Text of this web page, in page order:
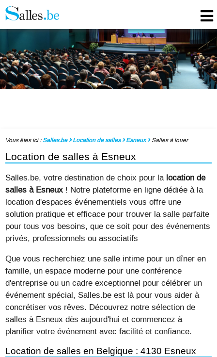
Vous êtes ici : Salles.be Location de salles Esneux Salles à louer
Location de salles à Esneux
Salles.be, votre destination de choix pour la location de
salles à Esneux ! Notre plateforme en ligne dédiée à la
location d'espaces événementiels vous offre une
solution pratique et efficace pour trouver la salle parfaite
pour tous vos besoins, que ce soit pour des événements
privés, professionnels ou associatifs
Que vous recherchiez une salle intime pour un dîner en
famille, un espace moderne pour une conférence
d'entreprise ou un cadre exceptionnel pour célébrer un
événement spécial, Salles.be est là pour vous aider à
concrétiser vos rêves. Découvrez notre sélection de
salles à Esneux dès aujourd'hui et commencez à
planifier votre événement avec facilité et confiance.
Location de salles en Belgique : 4130 Esneux